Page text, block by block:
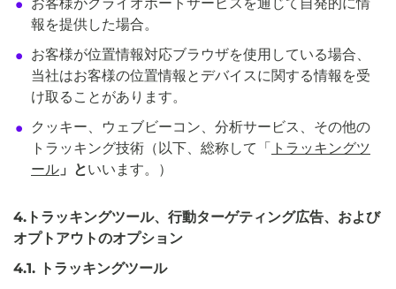
報を提供した場合。
お客様が位置情報対応ブラウザを使用している場合、
当社はお客様の位置情報とデバイスに関する情報を受
け取ることがあります。
クッキー、ウェブビーコン、分析サービス、その他の
トラッキング技術（以下、総称して「 トラッキングツ
ール 」といいます。）
4.トラッキングツール、行動ターゲティング広告、および
オプトアウトのオプション
4.1. トラッキングツール